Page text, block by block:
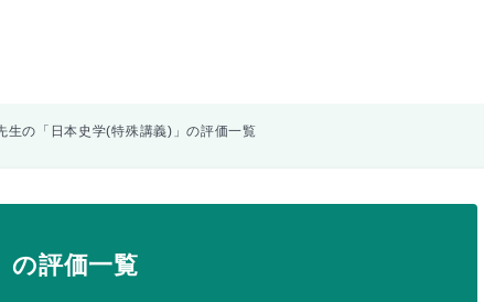
生の「日本史学(特殊講義)」の評価一覧
の評価一覧